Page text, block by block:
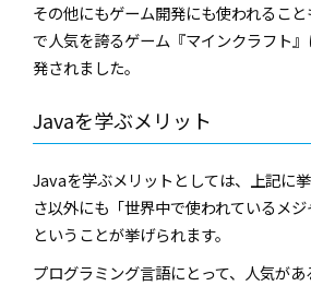
その他にもゲーム開発にも使われるこ
で人気を誇るゲーム『マインクラフト
発されました。
Javaを学ぶメリット
Javaを学ぶメリットとしては、上記に
さ以外にも「世界中で使われているメジ
ということが挙げられます。
プログラミング言語にとって、人気が